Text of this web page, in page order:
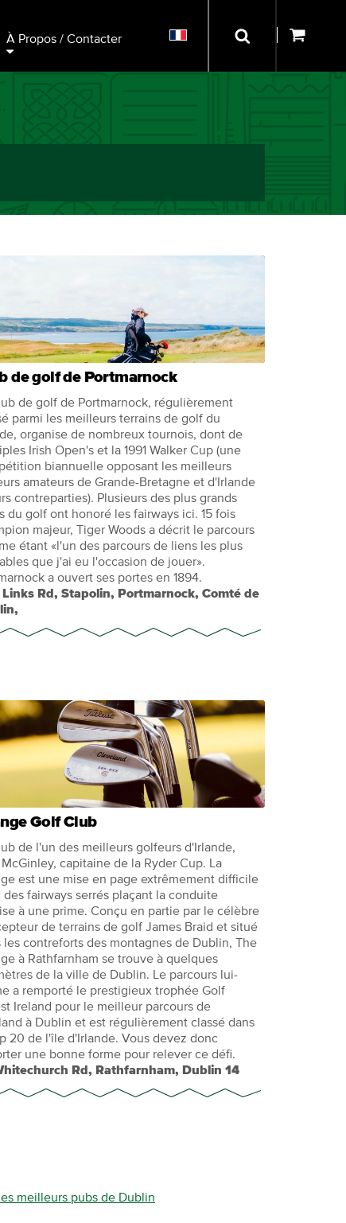
À Propos / Contacter
de golf de Portmarnock
de golf de Portmarnock, régulièrement
parmi les meilleurs terrains de golf du
organise de nombreux tournois, dont de
Irish Open's et la 1991 Walker Cup (une
biannuelle opposant les meilleurs
amateurs de Grande-Bretagne et d'Irlande
contreparties). Plusieurs des plus grands
du golf ont honoré les fairways ici. 15 fois
majeur, Tiger Woods a décrit le parcours
étant «l'un des parcours de liens les plus
que j'ai eu l'occasion de jouer».
a ouvert ses portes en 1894.
Links Rd, Stapolin, Portmarnock, Comté de
Golf Club
de l'un des meilleurs golfeurs d'Irlande,
McGinley, capitaine de la Ryder Cup. La
est une mise en page extrêmement difficile
des fairways serrés plaçant la conduite
à une prime. Conçu en partie par le célèbre
de terrains de golf James Braid et situé
les contreforts des montagnes de Dublin, The
à Rathfarnham se trouve à quelques
de la ville de Dublin. Le parcours lui-
a remporté le prestigieux trophée Golf
Ireland pour le meilleur parcours de
à Dublin et est régulièrement classé dans
20 de l'île d'Irlande. Vous devez donc
une bonne forme pour relever ce défi.
Rd, Rathfarnham, Dublin 14
meilleurs pubs de Dublin